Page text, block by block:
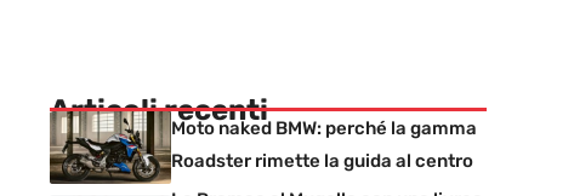
Articoli recenti
Moto naked BMW: perché la gamma
Roadster rimette la guida al centro